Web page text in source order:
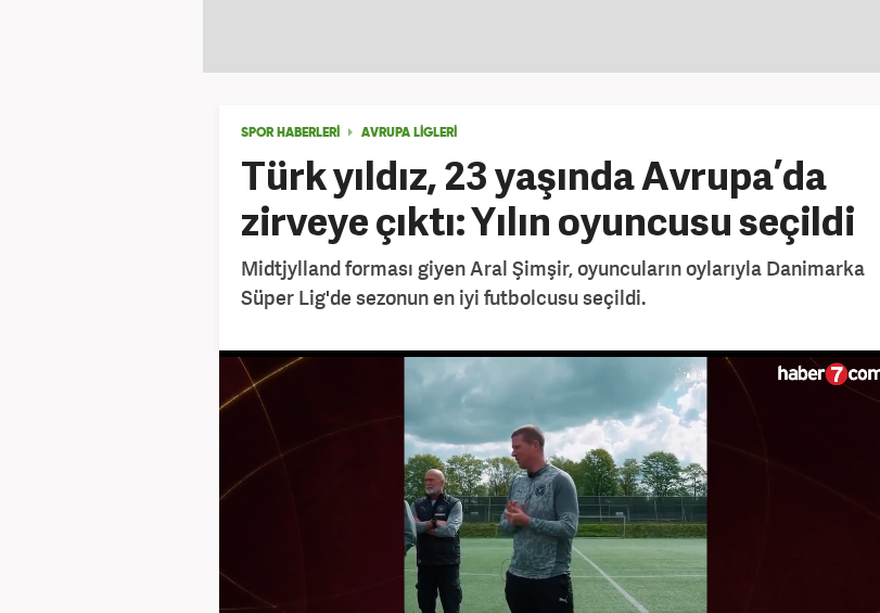
SPOR HABERLERİ AVRUPA LİGLERİ
Türk yıldız, 23 yaşında Avrupa’da
zirveye çıktı: Yılın oyuncusu seçildi
Midtjylland forması giyen Aral Şimşir, oyuncuların oylarıyla Danimarka
Süper Lig'de sezonun en iyi futbolcusu seçildi.